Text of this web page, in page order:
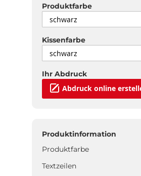
Produktfarbe
Kissenfarbe
Ihr Abdruck
Abdruck online
Produktinformation
Produktfarbe
Textzeilen